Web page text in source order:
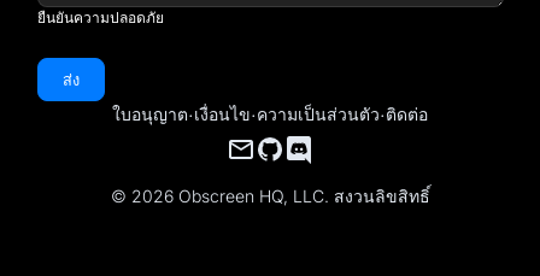
ยืนยันความปลอดภัย
ส่ง
ใบอนุญาต·เงื่อนไข·ความเป็นส่วนตัว·ติดต่อ
© 2026 Obscreen HQ, LLC. สงวนลิขสิทธิ์